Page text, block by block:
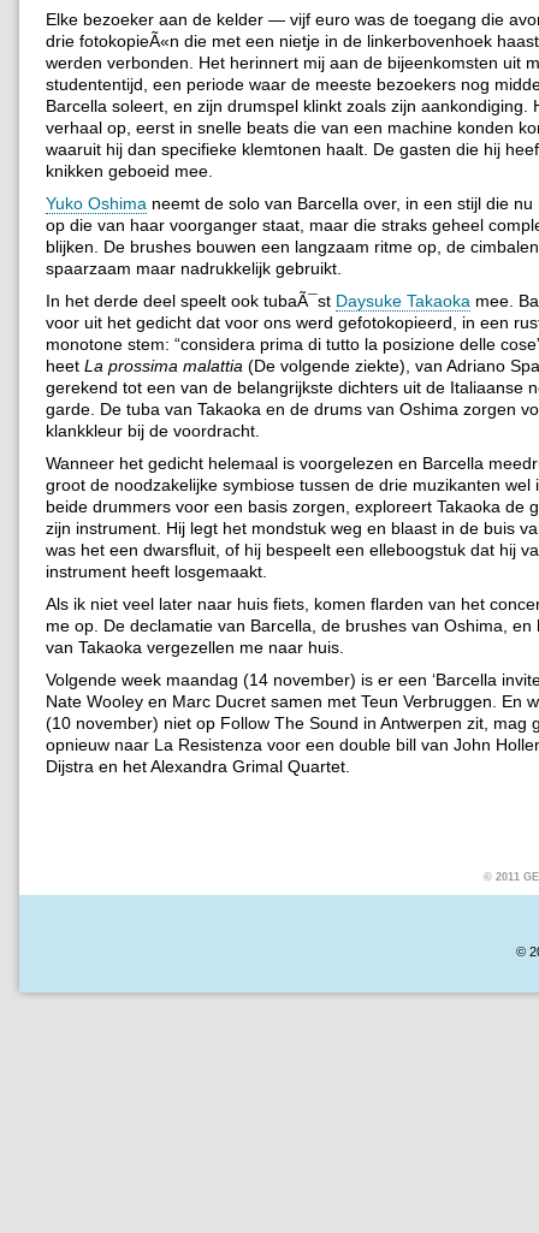
Elke bezoeker aan de kelder — vijf euro was de toegang die
drie fotokopieÃ«n die met een nietje in de linkerbovenhoek
werden verbonden. Het herinnert mij aan de bijeenkomsten uit
studententijd, een periode waar de meeste bezoekers nog
Barcella soleert, en zijn drumspel klinkt zoals zijn aankondiging.
verhaal op, eerst in snelle beats die van een machine konden
waaruit hij dan specifieke klemtonen haalt. De gasten die hij
knikken geboeid mee.
Yuko Oshima neemt de solo van Barcella over, in een stijl die nu
op die van haar voorganger staat, maar die straks geheel
blijken. De brushes bouwen een langzaam ritme op, de
spaarzaam maar nadrukkelijk gebruikt.
In het derde deel speelt ook tubaÃ¯st Daysuke Takaoka mee.
voor uit het gedicht dat voor ons werd gefotokopieerd, in een
monotone stem: “considera prima di tutto la posizione delle
heet La prossima malattia (De volgende ziekte), van Adriano
gerekend tot een van de belangrijkste dichters uit de Italiaanse
garde. De tuba van Takaoka en de drums van Oshima zorgen
klankkleur bij de voordracht.
Wanneer het gedicht helemaal is voorgelezen en Barcella
groot de noodzakelijke symbiose tussen de drie muzikanten wel
beide drummers voor een basis zorgen, exploreert Takaoka de
zijn instrument. Hij legt het mondstuk weg en blaast in de buis
was het een dwarsfluit, of hij bespeelt een elleboogstuk dat hij
instrument heeft losgemaakt.
Als ik niet veel later naar huis fiets, komen flarden van het
me op. De declamatie van Barcella, de brushes van Oshima, en
van Takaoka vergezellen me naar huis.
Volgende week maandag (14 november) is er een ‘Barcella
Nate Wooley en Marc Ducret samen met Teun Verbruggen. En
(10 november) niet op Follow The Sound in Antwerpen zit, mag
opnieuw naar La Resistenza voor een double bill van John
Dijstra en het Alexandra Grimal Quartet.
© 2011
©